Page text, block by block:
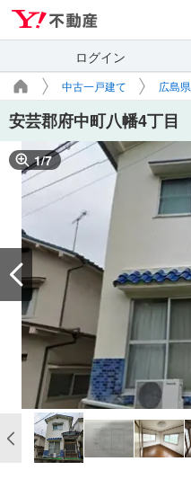
ログイン
中古一戸建て 広島県
安芸郡府中町八幡4丁目
1/7